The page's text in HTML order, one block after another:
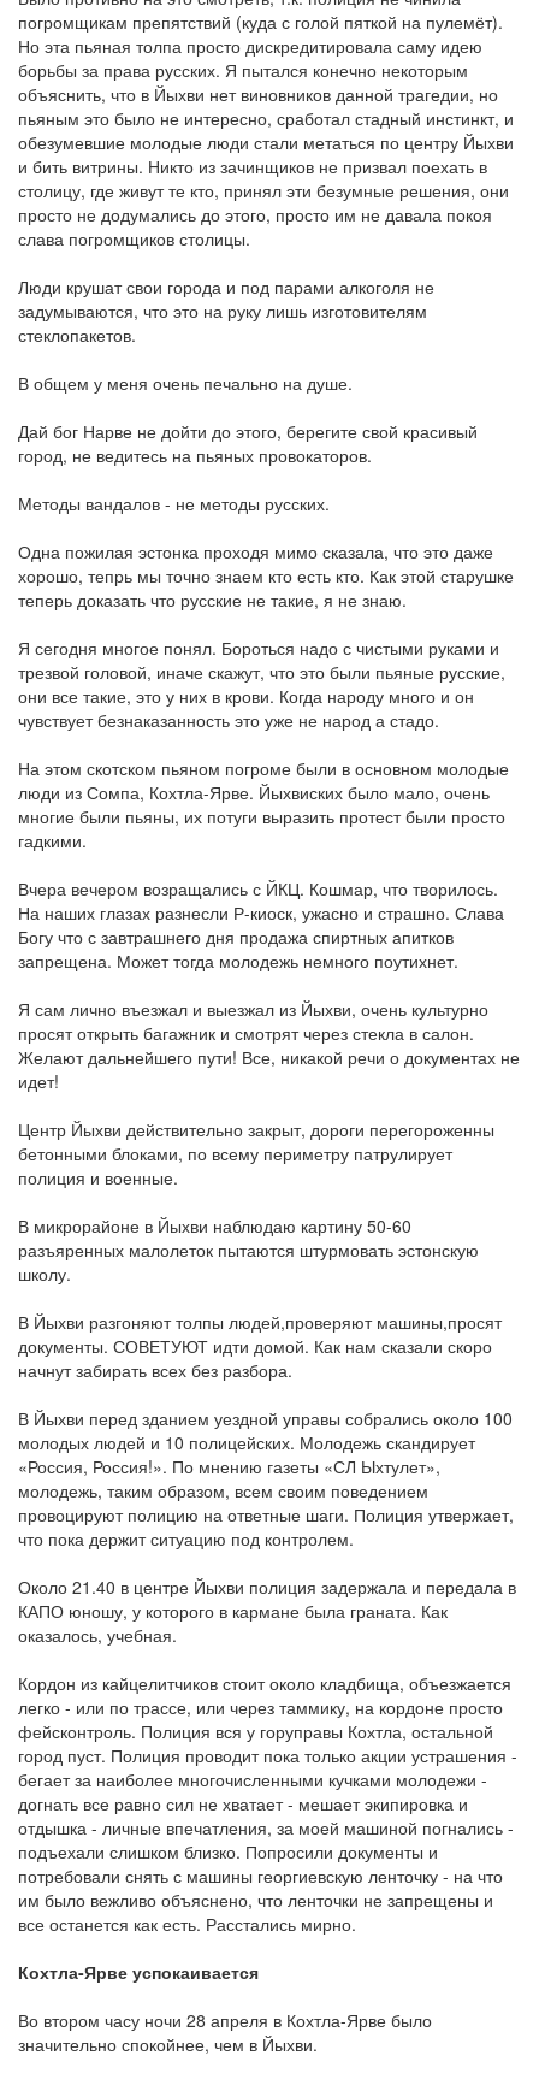
погромщикам препятствий (куда с голой пяткой на пулемёт).
Но эта пьяная толпа просто дискредитировала саму идею
борьбы за права русских. Я пытался конечно некоторым
объяснить, что в Йыхви нет виновников данной трагедии, но
пьяным это было не интересно, сработал стадный инстинкт, и
обезумевшие молодые люди стали метаться по центру Йыхви
и бить витрины. Никто из зачинщиков не призвал поехать в
столицу, где живут те кто, принял эти безумные решения, они
просто не додумались до этого, просто им не давала покоя
слава погромщиков столицы.
Люди крушат свои города и под парами алкоголя не
задумываются, что это на руку лишь изготовителям
стеклопакетов.
В общем у меня очень печально на душе.
Дай бог Нарве не дойти до этого, берегите свой красивый
город, не ведитесь на пьяных провокаторов.
Методы вандалов - не методы русских.
Одна пожилая эстонка проходя мимо сказала, что это даже
хорошо, тепрь мы точно знаем кто есть кто. Как этой старушке
теперь доказать что русские не такие, я не знаю.
Я сегодня многое понял. Бороться надо с чистыми руками и
трезвой головой, иначе скажут, что это были пьяные русские,
они все такие, это у них в крови. Когда народу много и он
чувствует безнаказанность это уже не народ а стадо.
На этом скотском пьяном погроме были в основном молодые
люди из Сомпа, Кохтла-Ярве. Йыхвиских было мало, очень
многие были пьяны, их потуги выразить протест были просто
гадкими.
Вчера вечером возращались с ЙКЦ. Кошмар, что творилось.
На наших глазах разнесли Р-киоск, ужасно и страшно. Слава
Богу что с завтрашнего дня продажа спиртных апитков
запрещена. Может тогда молодежь немного поутихнет.
Я сам лично въезжал и выезжал из Йыхви, очень культурно
просят открыть багажник и смотрят через стекла в салон.
Желают дальнейшего пути! Все, никакой речи о документах не
идет!
Центр Йыхви действительно закрыт, дороги перегороженны
бетонными блоками, по всему периметру патрулирует
полиция и военные.
В микрорайоне в Йыхви наблюдаю картину 50-60
разъяренных малолеток пытаются штурмовать эстонскую
школу.
В Йыхви разгоняют толпы людей,проверяют машины,просят
документы. СОВЕТУЮТ идти домой. Как нам сказали скоро
начнут забирать всех без разбора.
В Йыхви перед зданием уездной управы собрались около 100
молодых людей и 10 полицейских. Молодежь скандирует
«Россия, Россия!». По мнению газеты «СЛ Ыхтулет»,
молодежь, таким образом, всем своим поведением
провоцируют полицию на ответные шаги. Полиция утвержает,
что пока держит ситуацию под контролем.
Около 21.40 в центре Йыхви полиция задержала и передала в
КАПО юношу, у которого в кармане была граната. Как
оказалось, учебная.
Кордон из кайцелитчиков стоит около кладбища, объезжается
легко - или по трассе, или через таммику, на кордоне просто
фейсконтроль. Полиция вся у горуправы Кохтла, остальной
город пуст. Полиция проводит пока только акции устрашения -
бегает за наиболее многочисленными кучками молодежи -
догнать все равно сил не хватает - мешает экипировка и
отдышка - личные впечатления, за моей машиной погнались -
подъехали слишком близко. Попросили документы и
потребовали снять с машины георгиевскую ленточку - на что
им было вежливо объяснено, что ленточки не запрещены и
все останется как есть. Расстались мирно.
Кохтла-Ярве успокаивается
Во втором часу ночи 28 апреля в Кохтла-Ярве было
значительно спокойнее, чем в Йыхви.